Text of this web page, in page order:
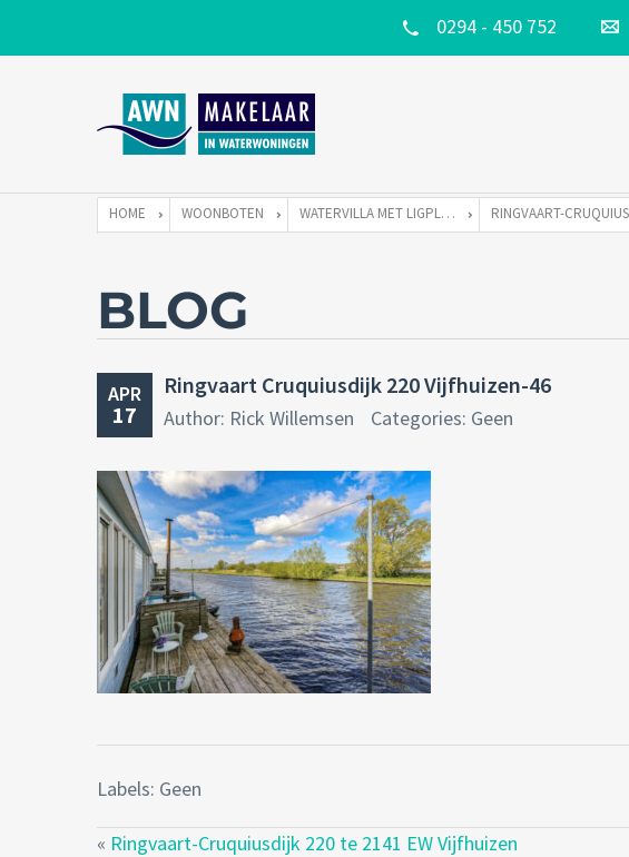
0294 - 450 752
HOME WOONBOTEN WATERVILLA MET LIGPLAATS
BLOG
APR
17
Ringvaart Cruquiusdijk 220 Vijfhuizen-46
Author: Rick Willemsen Categories: Geen
Labels: Geen
« Ringvaart-Cruquiusdijk 220 te 2141 EW Vijfhuizen